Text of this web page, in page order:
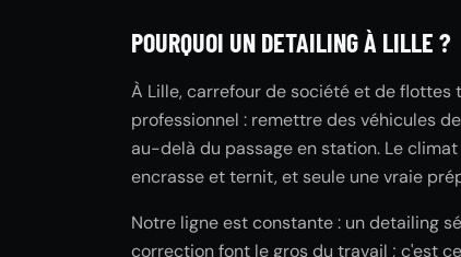
POURQUOI UN DETAILING À LILLE ?
À Lille, carrefour de société et de
professionnel : remettre des véhicules
au-delà du passage en station. Le
encrasse et ternit, et seule une vraie
Notre ligne est constante : un detailing
correction font le gros du travail ; c'est